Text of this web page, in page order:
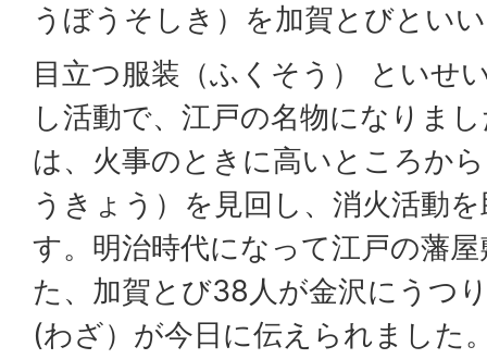
うぼうそしき）を加賀とびとい
目立つ服装（ふくそう） といせ
し活動で、江戸の名物になりま
は、火事のときに高いところか
うきょう）を見回し、消火活動
す。明治時代になって江戸の藩
た、加賀とび38人が金沢にうつ
(わざ）が今日に伝えられました